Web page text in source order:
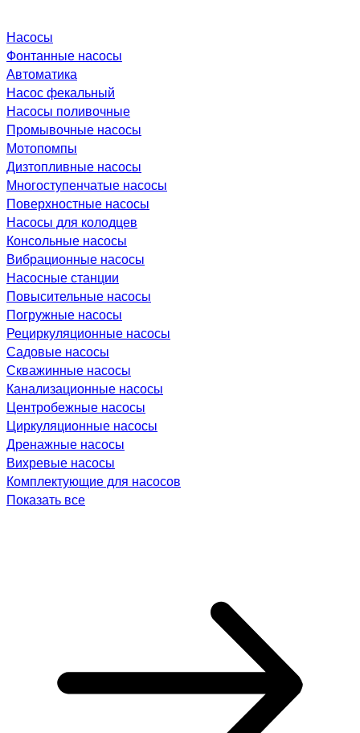
Насосы
Фонтанные насосы
Автоматика
Насос фекальный
Насосы поливочные
Промывочные насосы
Мотопомпы
Дизтопливные насосы
Многоступенчатые насосы
Поверхностные насосы
Насосы для колодцев
Консольные насосы
Вибрационные насосы
Насосные станции
Повысительные насосы
Погружные насосы
Рециркуляционные насосы
Садовые насосы
Скважинные насосы
Канализационные насосы
Центробежные насосы
Циркуляционные насосы
Дренажные насосы
Вихревые насосы
Комплектующие для насосов
Показать все